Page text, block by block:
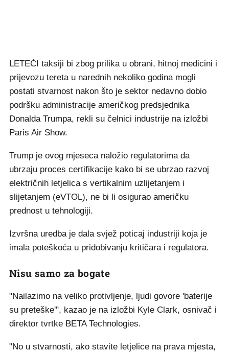
LETEĆI taksiji bi zbog prilika u obrani, hitnoj medicini i
prijevozu tereta u narednih nekoliko godina mogli
postati stvarnost nakon što je sektor nedavno dobio
podršku administracije američkog predsjednika
Donalda Trumpa, rekli su čelnici industrije na izložbi
Paris Air Show.
Trump je ovog mjeseca naložio regulatorima da
ubrzaju proces certifikacije kako bi se ubrzao razvoj
električnih letjelica s vertikalnim uzlijetanjem i
slijetanjem (eVTOL), ne bi li osigurao američku
prednost u tehnologiji.
Izvršna uredba je dala svjež poticaj industriji koja je
imala poteškoća u pridobivanju kritičara i regulatora.
Nisu samo za bogate
"Nailazimo na veliko protivljenje, ljudi govore 'baterije
su preteške'", kazao je na izložbi Kyle Clark, osnivač i
direktor tvrtke BETA Technologies.
"No u stvarnosti, ako stavite letjelice na prava mjesta,